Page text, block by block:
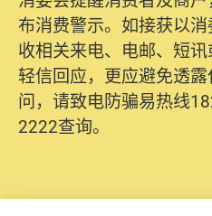
布消费警示。如接获以
收相关来电、电邮、短
轻信回应，更应避免透
问，请致电防骗易热线
2222查询。